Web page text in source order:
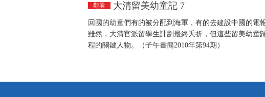
觀看 大清留美幼童記 7
回國的幼童們有的被分配到海軍，有的去建設中國的電
雖然，大清官派留學生計劃最終夭折，但這些留美幼童
程的關鍵人物。（子午書簡2010年第94期）